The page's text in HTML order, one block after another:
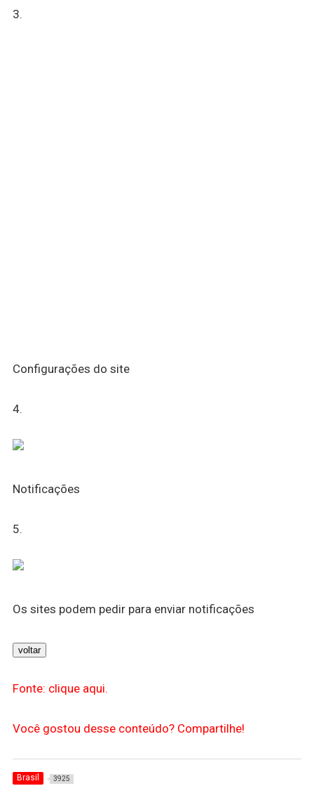
3.
Configurações do site
4.
Notificações
5.
Os sites podem pedir para enviar notificações
voltar
Fonte: clique aqui.
Você gostou desse conteúdo? Compartilhe!
Brasil 3925